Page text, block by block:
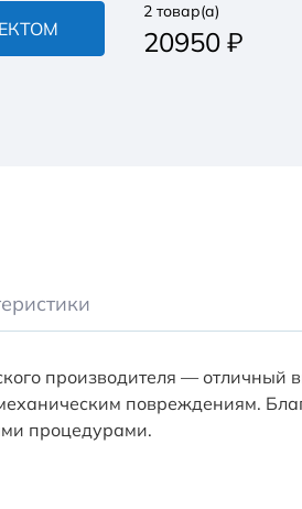
2 товар(а)
20950 ₽
производителя —
повреждениям.
процедурами.